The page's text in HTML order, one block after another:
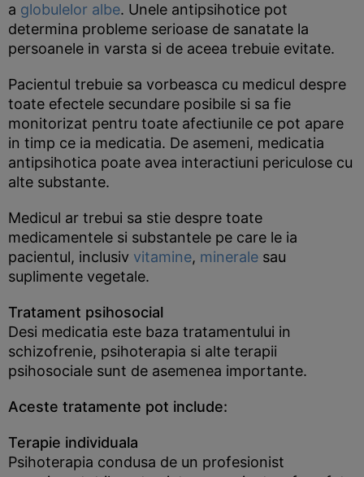
a globulelor albe. Unele antipsihotice pot
determina probleme serioase de sanatate la
persoanele in varsta si de aceea trebuie evitate.
Pacientul trebuie sa vorbeasca cu medicul despre
toate efectele secundare posibile si sa fie
monitorizat pentru toate afectiunile ce pot apare
in timp ce ia medicatia. De asemeni, medicatia
antipsihotica poate avea interactiuni periculose cu
alte substante.
Medicul ar trebui sa stie despre toate
medicamentele si substantele pe care le ia
pacientul, inclusiv vitamine, minerale sau
suplimente vegetale.
Tratament psihosocial
Desi medicatia este baza tratamentului in
schizofrenie, psihoterapia si alte terapii
psihosociale sunt de asemenea importante.
Aceste tratamente pot include:
Terapie individuala
Psihoterapia condusa de un profesionist